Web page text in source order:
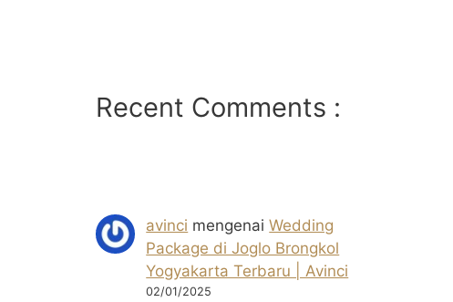
Recent Comments :
avinci mengenaiWedding
Package di Joglo Brongkol
Yogyakarta Terbaru | Avinci
02/01/2025